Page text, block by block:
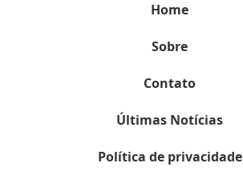
Home
Sobre
Contato
Últimas Notícias
Política de privacidade